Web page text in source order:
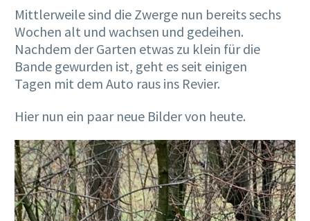
Mittlerweile sind die Zwerge nun bereits sechs
Wochen alt und wachsen und gedeihen.
Nachdem der Garten etwas zu klein für die
Bande gewurden ist, geht es seit einigen
Tagen mit dem Auto raus ins Revier.
Hier nun ein paar neue Bilder von heute.